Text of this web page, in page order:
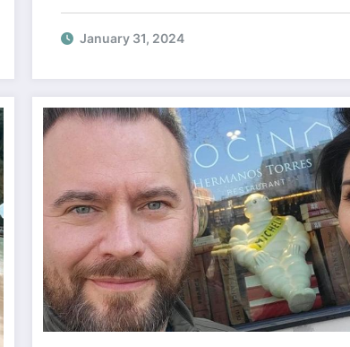
przechodzi do Radomiaka!
Wartość transferu sięga miliony
January 31, 2024